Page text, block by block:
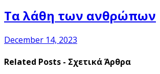
Τα λάθη των ανθρώπων
December 14, 2023
Related Posts - Σχετικά Άρθρα